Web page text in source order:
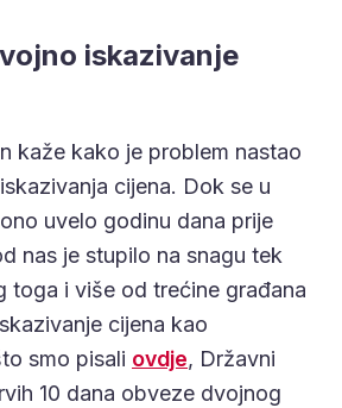
iskazivanje
kaže kako je problem nastao
cijena. Dok se u
uvelo godinu dana prije
nas je stupilo na snagu tek
toga i više od trećine građana
cijena kao
smo pisali ovdje, Državni
10 dana obveze dvojnog